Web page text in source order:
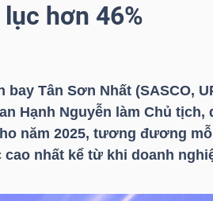
hơn 46%
bay Tân Sơn Nhất (SASCO,
Hạnh Nguyễn làm Chủ tịch,
năm 2025, tương đương
nhất kể từ khi doanh